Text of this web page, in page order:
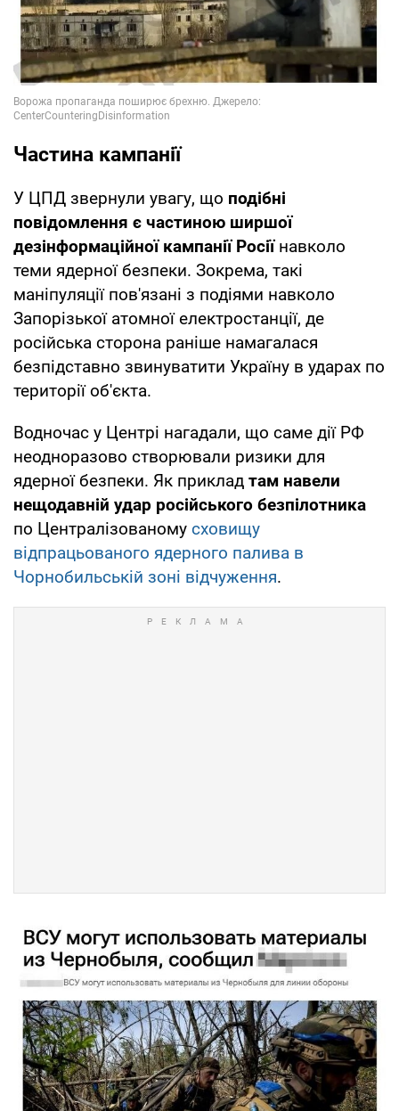
Частина кампанії
У ЦПД звернули увагу, що подібні
повідомлення є частиною ширшої
дезінформаційної кампанії Росіїнавколо
теми ядерної безпеки. Зокрема, такі
маніпуляції пов'язані з подіями навколо
Запорізької атомної електростанції, де
російська сторона раніше намагалася
безпідставно звинуватити Україну в ударах по
території об'єкта.
Водночас у Центрі нагадали, що саме дії РФ
неодноразово створювали ризики для
ядерної безпеки. Як приклад там навели
нещодавній удар російського безпілотника
по Централізованому сховищу
відпрацьованого ядерного палива в
Чорнобильській зоні відчуження.